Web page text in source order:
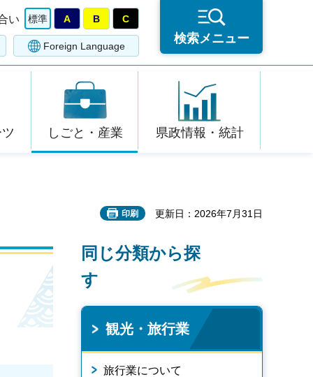
い 標準 A B C
Foreign Language
検索メニュー
しごと・産業 県政情報・統計
印刷 更新日：2026年7月31日
同じ分類から探
す
観光・旅行業
旅行業について